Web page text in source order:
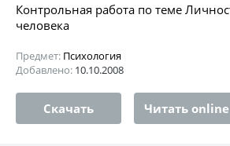
Контрольная работа по теме
человека
Предмет: Психология
Добавлено: 10.10.2008
Скачать Читать online